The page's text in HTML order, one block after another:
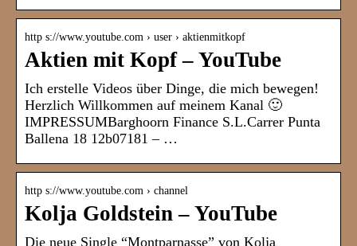
http s://www.youtube.com › user › aktienmitkopf
Aktien mit Kopf – YouTube
Ich erstelle Videos über Dinge, die mich bewegen!
Herzlich Willkommen auf meinem Kanal 🙂
IMPRESSUMBarghoorn Finance S.L.Carrer Punta
Ballena 18 12b07181 – …
http s://www.youtube.com › channel
Kolja Goldstein – YouTube
Die neue Single “Montparnasse” von Kolja